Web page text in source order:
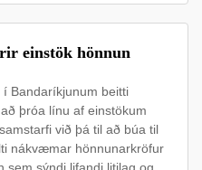
einstök hönnun
Bandaríkjunum beitti
þróa línu af einstökum
við þá til að búa til
nákvæmar hönnunarkröfur
sem sýndi lifandi litilag og